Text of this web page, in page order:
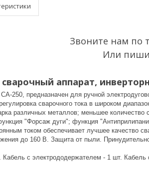
Звоните нам по
Или
аппарат,
250, предназначен для ручной
сварочного тока в широком
различных металлов; меньшее
"Форсаж дуги"; функция
током обеспечивает лучшее качество
до 160 В. Защита от пыли.
Кабель с электрододержателем - 1 шт.